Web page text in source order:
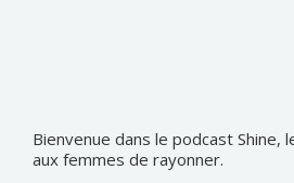
Bienvenue dans le podcast Shine,
aux femmes de rayonner.